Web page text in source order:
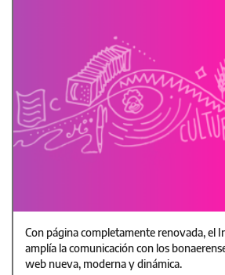
Con página completamente renovada, el
amplía la comunicación con los
web nueva, moderna y dinámica.